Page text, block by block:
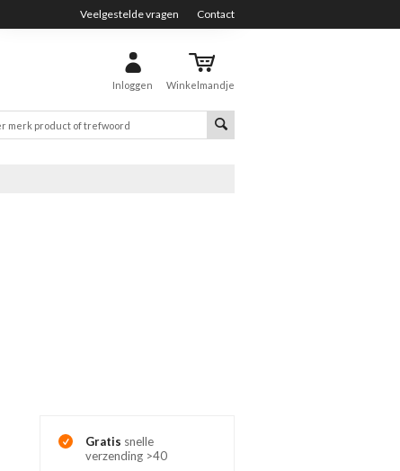
Veelgestelde vragen Contact
Inloggen Winkelmandje
Gratis snelle
verzending >40